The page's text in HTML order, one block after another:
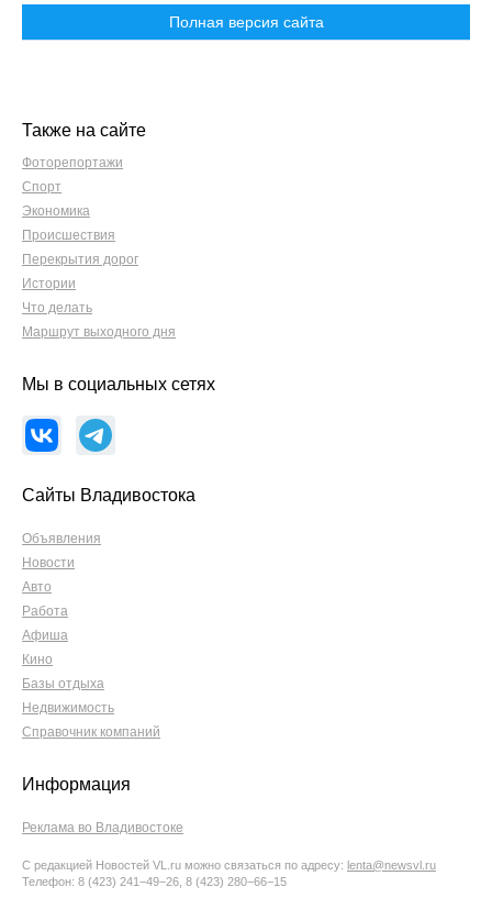
Полная версия сайта
Также на сайте
Фоторепортажи
Спорт
Экономика
Происшествия
Перекрытия дорог
Истории
Что делать
Маршрут выходного дня
Мы в социальных сетях
Сайты Владивостока
Объявления
Новости
Авто
Работа
Афиша
Кино
Базы отдыха
Недвижимость
Справочник компаний
Информация
Реклама во Владивостоке
С редакцией Новостей VL.ru можно связаться по адресу: lenta@newsvl.ru
Телефон: 8 (423) 241−49−26, 8 (423) 280−66−15